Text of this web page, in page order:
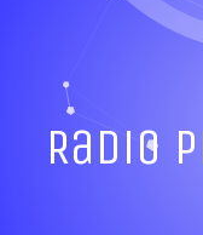
Radio